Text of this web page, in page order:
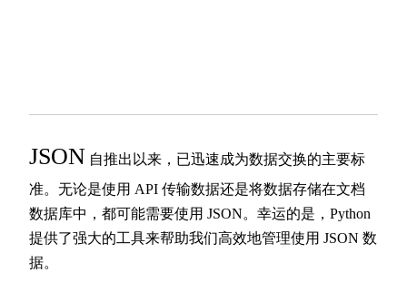
JSON 自推出以来，已迅速成为数据交换的主要标
准。无论是使用 API 传输数据还是将数据存储在文档
数据库中，都可能需要使用 JSON。幸运的是，Python
提供了强大的工具来帮助我们高效地管理使用 JSON 数
据。